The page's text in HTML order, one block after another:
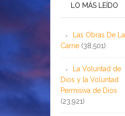
LO MÁS LEÍDO
Las Obras De La
Carne (38,501)
La Voluntad de
Dios y la Voluntad
Permisiva de Dios
(23,921)